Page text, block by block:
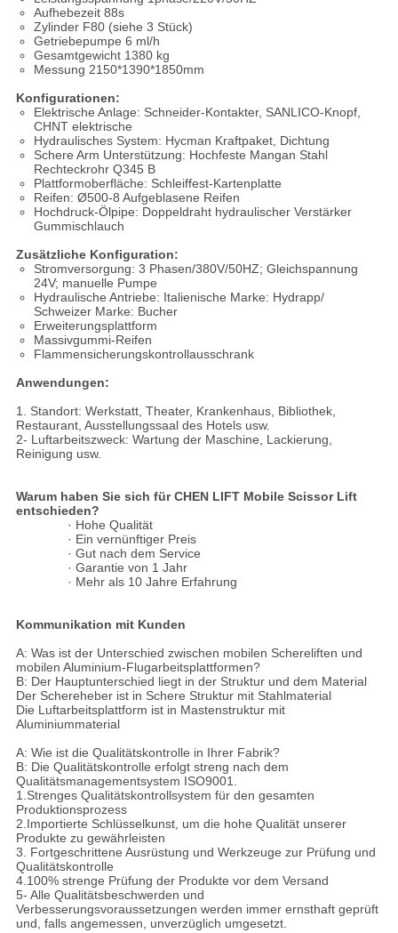
Aufhebezeit 88s
Zylinder F80 (siehe 3 Stück)
Getriebepumpe 6 ml/h
Gesamtgewicht 1380 kg
Messung 2150*1390*1850mm
Konfigurationen:
Elektrische Anlage: Schneider-Kontakter, SANLICO-Knopf,
CHNT elektrische
Hydraulisches System: Hycman Kraftpaket, Dichtung
Schere Arm Unterstützung: Hochfeste Mangan Stahl
Rechteckrohr Q345 B
Plattformoberfläche: Schleiffest-Kartenplatte
Reifen: Ø500-8 Aufgeblasene Reifen
Hochdruck-Ölpipe: Doppeldraht hydraulischer Verstärker
Gummischlauch
Zusätzliche Konfiguration:
Stromversorgung: 3 Phasen/380V/50HZ; Gleichspannung
24V; manuelle Pumpe
Hydraulische Antriebe: Italienische Marke: Hydrapp/
Schweizer Marke: Bucher
Erweiterungsplattform
Massivgummi-Reifen
Flammensicherungskontrollausschrank
Anwendungen:
1. Standort: Werkstatt, Theater, Krankenhaus, Bibliothek,
Restaurant, Ausstellungssaal des Hotels usw.
2- Luftarbeitszweck: Wartung der Maschine, Lackierung,
Reinigung usw.
Warum haben Sie sich für CHEN LIFT Mobile Scissor Lift
entschieden?
· Hohe Qualität
· Ein vernünftiger Preis
· Gut nach dem Service
· Garantie von 1 Jahr
· Mehr als 10 Jahre Erfahrung
Kommunikation mit Kunden
A: Was ist der Unterschied zwischen mobilen Schereliften und
mobilen Aluminium-Flugarbeitsplattformen?
B: Der Hauptunterschied liegt in der Struktur und dem Material
Der Schereheber ist in Schere Struktur mit Stahlmaterial
Die Luftarbeitsplattform ist in Mastenstruktur mit
Aluminiummaterial
A: Wie ist die Qualitätskontrolle in Ihrer Fabrik?
B: Die Qualitätskontrolle erfolgt streng nach dem
Qualitätsmanagementsystem ISO9001.
1.Strenges Qualitätskontrollsystem für den gesamten
Produktionsprozess
2.Importierte Schlüsselkunst, um die hohe Qualität unserer
Produkte zu gewährleisten
3. Fortgeschrittene Ausrüstung und Werkzeuge zur Prüfung und
Qualitätskontrolle
4.100% strenge Prüfung der Produkte vor dem Versand
5- Alle Qualitätsbeschwerden und
Verbesserungsvoraussetzungen werden immer ernsthaft geprüft
und, falls angemessen, unverzüglich umgesetzt.